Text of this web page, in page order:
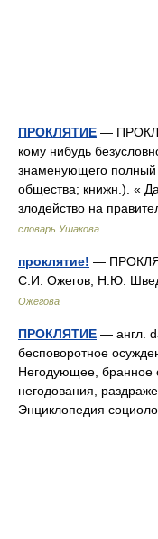
ПРОКЛЯТИЕ —
кому нибудь
знаменующего полный
общества; книжн.). «
злодейство на
словарь Ушакова
проклятие! —
С.И. Ожегов, Н.Ю.
Ожегова
ПРОКЛЯТИЕ — англ.
бесповоротное
Негодующее, бранное
негодования,
Энциклопедия